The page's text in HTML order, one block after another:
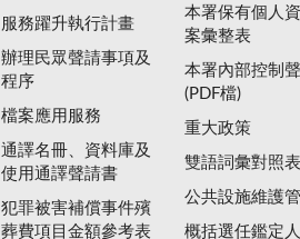
服務躍升執行計畫
辦理民眾聲請事項及
程序
檔案應用服務
通譯名冊、資料庫及
使用通譯聲請書
犯罪被害補償事件殯
葬費項目金額參考表
本署保有個人
案彙整表
本署內部控制
(PDF檔)
重大政策
雙語詞彙對照表
公共設施維護
概括選任鑑定